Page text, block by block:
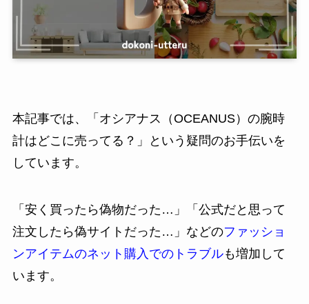
本記事では、「オシアナス（OCEANUS）の腕時
計はどこに売ってる？」という疑問のお手伝いを
しています。
「安く買ったら偽物だった…」「公式だと思って
注文したら偽サイトだった…」などのファッショ
ンアイテムのネット購入でのトラブルも増加して
います。